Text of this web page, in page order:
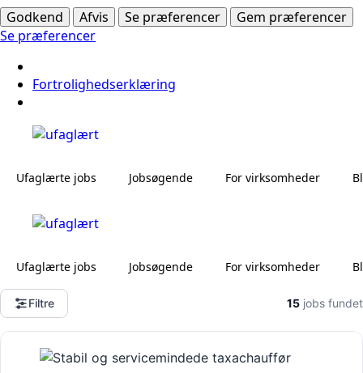
Godkend
Afvis Se præferencer
Gem præferencer
Se præferencer
Fortrolighedserklæring
Ufaglærte jobs Jobsøgende For virksomheder
Ufaglærte jobs Jobsøgende For virksomheder
Filtre 15 jobs fundet